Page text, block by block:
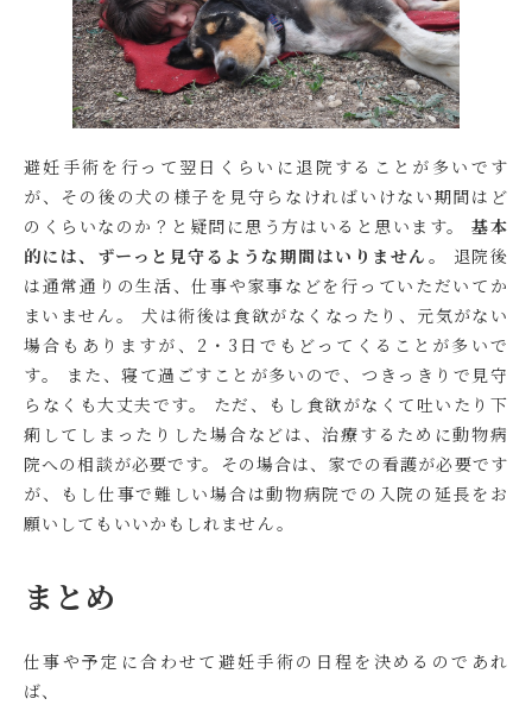
避妊手術を行って翌日くらいに退院することが多いです
が、その後の犬の様子を見守らなければいけない期間はど
のくらいなのか？と疑問に思う方はいると思います。基本
的には、ずーっと見守るような期間はいりません。
退院後
は通常通りの生活、仕事や家事などを行っていただいてか
まいません。 犬は術後は食欲がなくなったり、元気がない
場合もありますが、2・3日でもどってくることが多いで
す。 また、寝て過ごすことが多いので、つきっきりで見守
らなくも大丈夫です。 ただ、もし食欲がなくて吐いたり下
痢してしまったりした場合などは、治療するために動物病
院への相談が必要です。その場合は、家での看護が必要です
が、もし仕事で難しい場合は動物病院での入院の延長をお
願いしてもいいかもしれません。
まとめ
仕事や予定に合わせて避妊手術の日程を決めるのであれ
ば、